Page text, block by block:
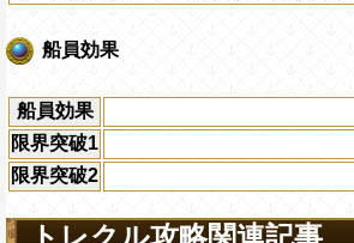
船員効果
船員効果
限界突破1
限界突破2
トレクル攻略関連記事